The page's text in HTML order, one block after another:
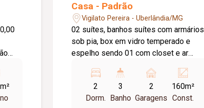
Casa - Padrão
Vigilato Pereira - Uberlândia/MG
02 suítes, banhos suítes com armários
sob pia, box em vidro temperado e
espelho sendo 01 com closet e ar
TV, sala de jantar, banho social, cozinha
com armário, cooktop e exaustor,
lavanderia com armários, espaço
2
Dorm.
3
Banho
2
Garagens
160m²
Const.